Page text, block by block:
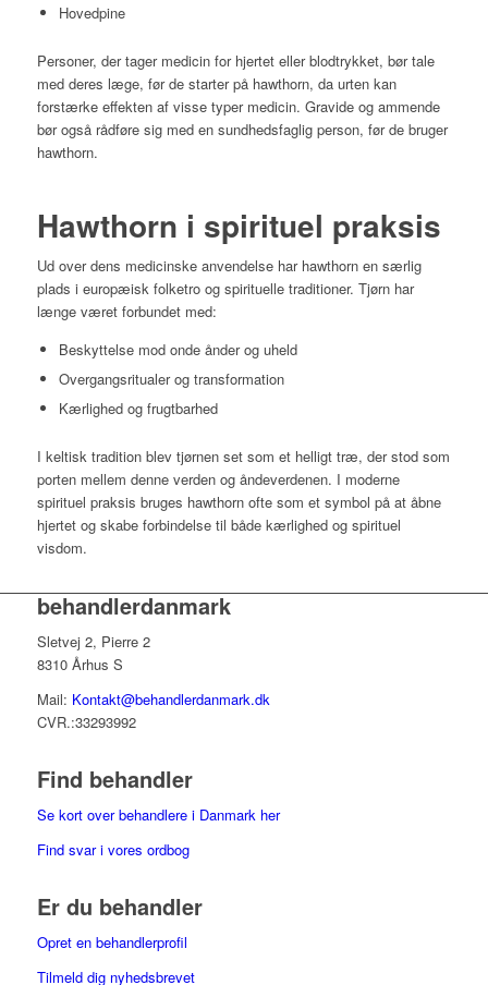
Hovedpine
Personer, der tager medicin for hjertet eller blodtrykket, bør tale
med deres læge, før de starter på hawthorn, da urten kan
forstærke effekten af visse typer medicin. Gravide og ammende
bør også rådføre sig med en sundhedsfaglig person, før de bruger
hawthorn.
Hawthorn i spirituel praksis
Ud over dens medicinske anvendelse har hawthorn en særlig
plads i europæisk folketro og spirituelle traditioner. Tjørn har
længe været forbundet med:
Beskyttelse mod onde ånder og uheld
Overgangsritualer og transformation
Kærlighed og frugtbarhed
I keltisk tradition blev tjørnen set som et helligt træ, der stod som
porten mellem denne verden og åndeverdenen. I moderne
spirituel praksis bruges hawthorn ofte som et symbol på at åbne
hjertet og skabe forbindelse til både kærlighed og spirituel
visdom.
behandlerdanmark
Sletvej 2, Pierre 2
8310 Århus S
Mail: Kontakt@behandlerdanmark.dk
CVR.:33293992
Find behandler
Se kort over behandlere i Danmark her
Find svar i vores ordbog
Er du behandler
Opret en behandlerprofil
Tilmeld dig nyhedsbrevet